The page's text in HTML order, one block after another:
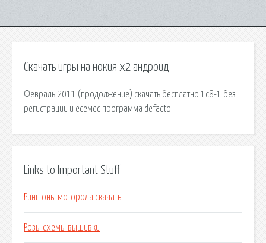
Скачать игры на нокия х2 андроид
Февраль 2011 (продолжение) скачать бесплатно 1с8-1 без
регистрации и есемес программа defacto.
Links to Important Stuff
Рингтоны моторола скачать
Розы схемы вышивки